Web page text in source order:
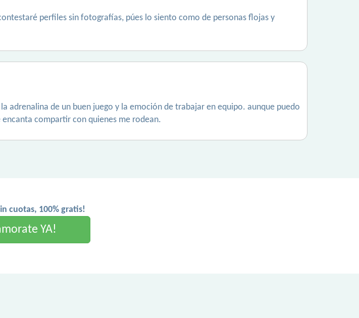
perfiles sin fotografías, púes lo siento como de personas flojas y
adrenalina de un buen juego y la emoción de trabajar en equipo. aunque puedo
compartir con quienes me rodean.
cuotas, 100% gratis!
YA!